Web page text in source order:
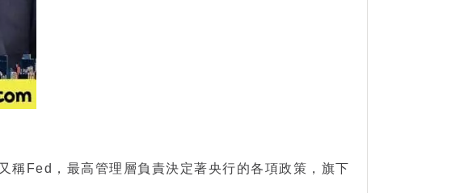
稱Fed，最高管理層負責決定著央行的各項政策，旗下